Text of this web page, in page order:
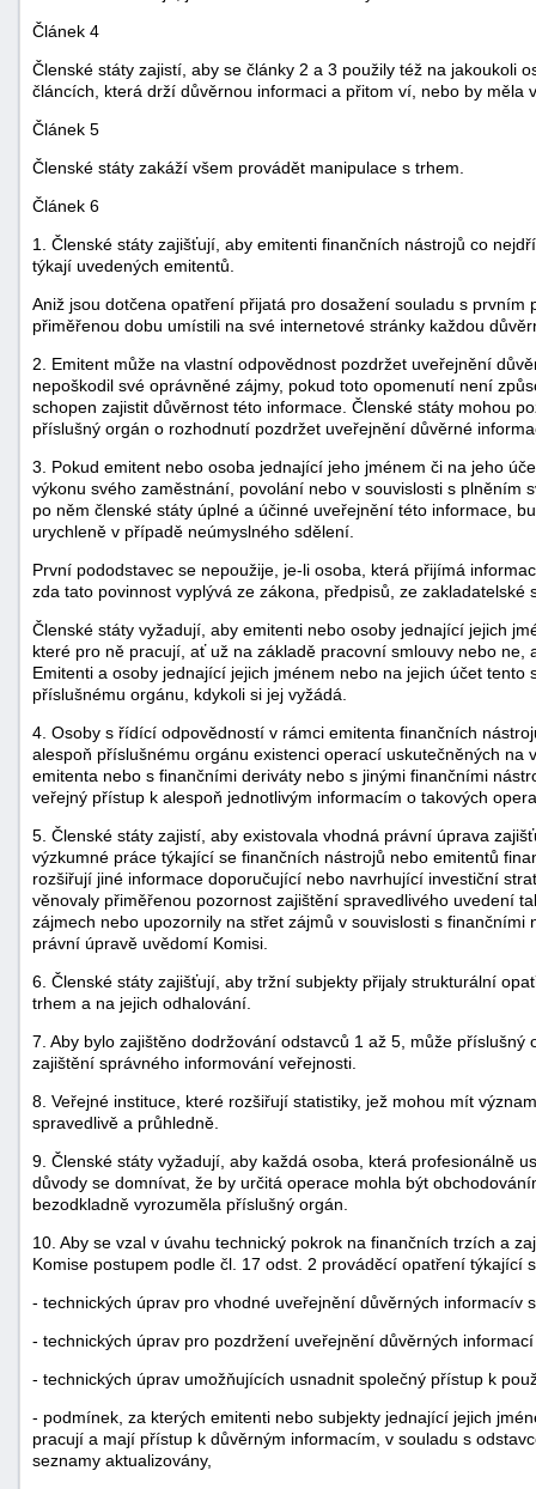
Článek 4
Členské státy zajistí, aby se články 2 a 3 použily též na jakoukoli
článcích, která drží důvěrnou informaci a přitom ví, nebo by měla
Článek 5
Členské státy zakáží všem provádět manipulace s trhem.
Článek 6
1. Členské státy zajišťují, aby emitenti finančních nástrojů co
týkají uvedených emitentů.
Aniž jsou dotčena opatření přijatá pro dosažení souladu s prvním
přiměřenou dobu umístili na své internetové stránky každou
2. Emitent může na vlastní odpovědnost pozdržet uveřejnění
nepoškodil své oprávněné zájmy, pokud toto opomenutí není
schopen zajistit důvěrnost této informace. Členské státy mohou
příslušný orgán o rozhodnutí pozdržet uveřejnění důvěrné
3. Pokud emitent nebo osoba jednající jeho jménem či na jeho
výkonu svého zaměstnání, povolání nebo v souvislosti s plněním
po něm členské státy úplné a účinné uveřejnění této informace,
urychleně v případě neúmyslného sdělení.
První pododstavec se nepoužije, je-li osoba, která přijímá
zda tato povinnost vyplývá ze zákona, předpisů, ze zakladatelské
Členské státy vyžadují, aby emitenti nebo osoby jednající jejich
které pro ně pracují, ať už na základě pracovní smlouvy nebo
Emitenti a osoby jednající jejich jménem nebo na jejich účet
příslušnému orgánu, kdykoli si jej vyžádá.
4. Osoby s řídící odpovědností v rámci emitenta finančních
alespoň příslušnému orgánu existenci operací uskutečněných na
emitenta nebo s finančními deriváty nebo s jinými finančními
veřejný přístup k alespoň jednotlivým informacím o takových
5. Členské státy zajistí, aby existovala vhodná právní úprava
výzkumné práce týkající se finančních nástrojů nebo emitentů
rozšiřují jiné informace doporučující nebo navrhující investiční
věnovaly přiměřenou pozornost zajištění spravedlivého uvedení
zájmech nebo upozornily na střet zájmů v souvislosti s
právní úpravě uvědomí Komisi.
6. Členské státy zajišťují, aby tržní subjekty přijaly strukturální
trhem a na jejich odhalování.
7. Aby bylo zajištěno dodržování odstavců 1 až 5, může
zajištění správného informování veřejnosti.
8. Veřejné instituce, které rozšiřují statistiky, jež mohou mít
spravedlivě a průhledně.
9. Členské státy vyžadují, aby každá osoba, která profesionálně
důvody se domnívat, že by určitá operace mohla být
bezodkladně vyrozuměla příslušný orgán.
10. Aby se vzal v úvahu technický pokrok na finančních trzích a
Komise postupem podle čl. 17 odst. 2 prováděcí opatření týkající
- technických úprav pro vhodné uveřejnění důvěrných informacív
- technických úprav pro pozdržení uveřejnění důvěrných
- technických úprav umožňujících usnadnit společný přístup k
- podmínek, za kterých emitenti nebo subjekty jednající jejich
pracují a mají přístup k důvěrným informacím, v souladu s
seznamy aktualizovány,